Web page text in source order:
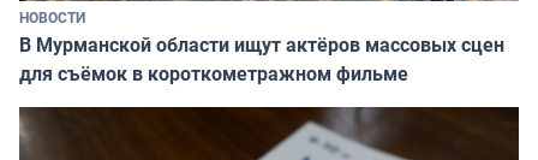
НОВОСТИ
В Мурманской области ищут актёров массовых сцен
для съёмок в короткометражном фильме